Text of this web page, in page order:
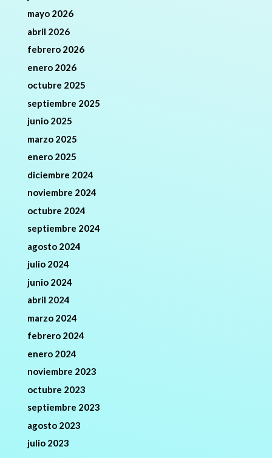
mayo 2026
abril 2026
febrero 2026
enero 2026
octubre 2025
septiembre 2025
junio 2025
marzo 2025
enero 2025
diciembre 2024
noviembre 2024
octubre 2024
septiembre 2024
agosto 2024
julio 2024
junio 2024
abril 2024
marzo 2024
febrero 2024
enero 2024
noviembre 2023
octubre 2023
septiembre 2023
agosto 2023
julio 2023